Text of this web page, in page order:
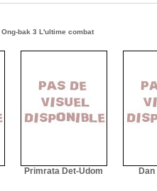
Ong-bak 3 L'ultime combat
Primrata Det-Udom